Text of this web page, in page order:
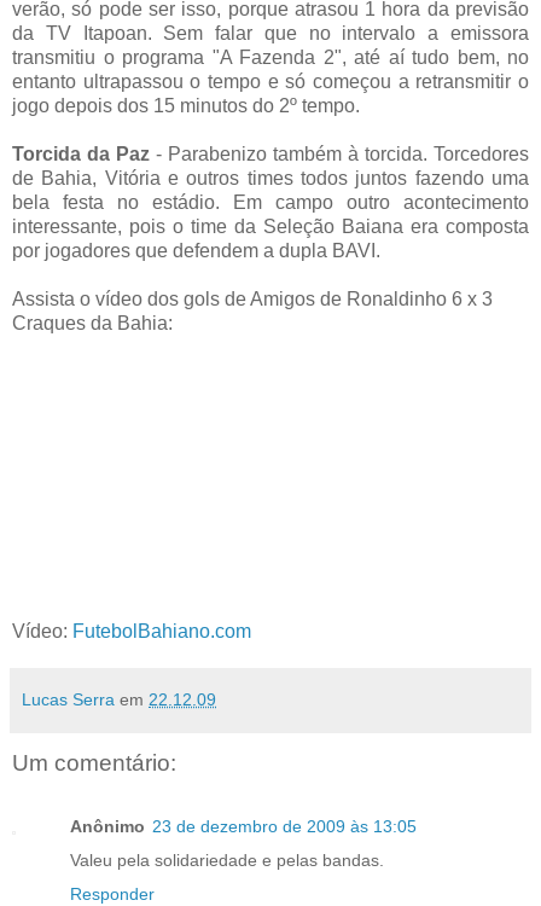
verão, só pode ser isso, porque atrasou 1 hora da previsão
da TV Itapoan. Sem falar que no intervalo a emissora
transmitiu o programa "A Fazenda 2", até aí tudo bem, no
entanto ultrapassou o tempo e só começou a retransmitir o
jogo depois dos 15 minutos do 2º tempo.
Torcida da Paz - Parabenizo também à torcida. Torcedores
de Bahia, Vitória e outros times todos juntos fazendo uma
bela festa no estádio. Em campo outro acontecimento
interessante, pois o time da Seleção Baiana era composta
por jogadores que defendem a dupla BAVI.
Assista o vídeo dos gols de Amigos de Ronaldinho 6 x 3
Craques da Bahia:
Vídeo: FutebolBahiano.com
Lucas Serra em 22.12.09
Um comentário:
Anônimo 23 de dezembro de 2009 às 13:05
Valeu pela solidariedade e pelas bandas.
Responder